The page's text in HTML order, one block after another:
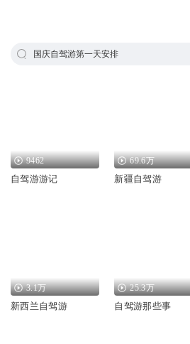
国庆自驾游第一天安排
9462
自驾游游记
69.6万
新疆自驾游
3.1万
新西兰自驾游
25.3万
自驾游那些事